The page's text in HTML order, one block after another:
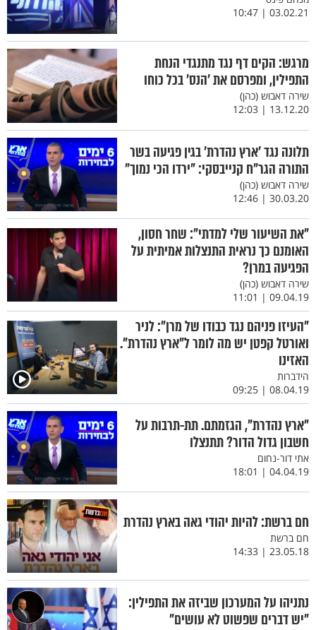
03.02.21 | 10:47
מרגש: הקים דף נגד מתנגדי הנחת
התפילין, ומפרסם את 'הנס' בכל כוחו
שירה דאבוש (כהן)
13.12.20 | 12:03
תלונה נגד 'ארץ נהדרת' בגין פגיעה בשר
התורה הגר"ח קנייבסקי: "ירדו הכי נמוך"
שירה דאבוש (כהן)
30.03.20 | 12:46
"את השיעור שלי למדתי": שחר חסון,
האומנם כך נראית התנצלות אמיתית על
הפגיעה במרן?
שירה דאבוש (כהן)
09.04.19 | 11:01
"העיזו פניהם נגד כבודו של מרן": לניר
ואורטל קפטן יש מה לומר ל"ארץ נהדרת".
האזינו
הידברות
08.04.19 | 09:25
"ארץ נהדרת", הגזמתם. תת-תרבות על
חשבון גדול הדור? תתנצלו
אתי דור-נחום
04.04.19 | 18:01
חם ברשת: להיות יהודי גאה בארץ נהדרת
חם ברשת
23.05.18 | 14:33
נתניהו על המערכון שביזה את התפילין:
"יש דברים שפשוט לא עושים"